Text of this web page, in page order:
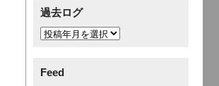
過去ログ
Feed